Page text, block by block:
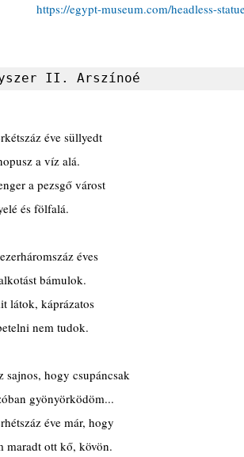
https://egypt-museum.com/headless-
II. Arszínoé
éve süllyedt
a víz alá.
a pezsgő várost
és fölfalá.
éves
bámulok.
látok, káprázatos
nem tudok.
sajnos, hogy csupáncsak
gyönyörködöm...
éve már, hogy
maradt ott kő, kövön.